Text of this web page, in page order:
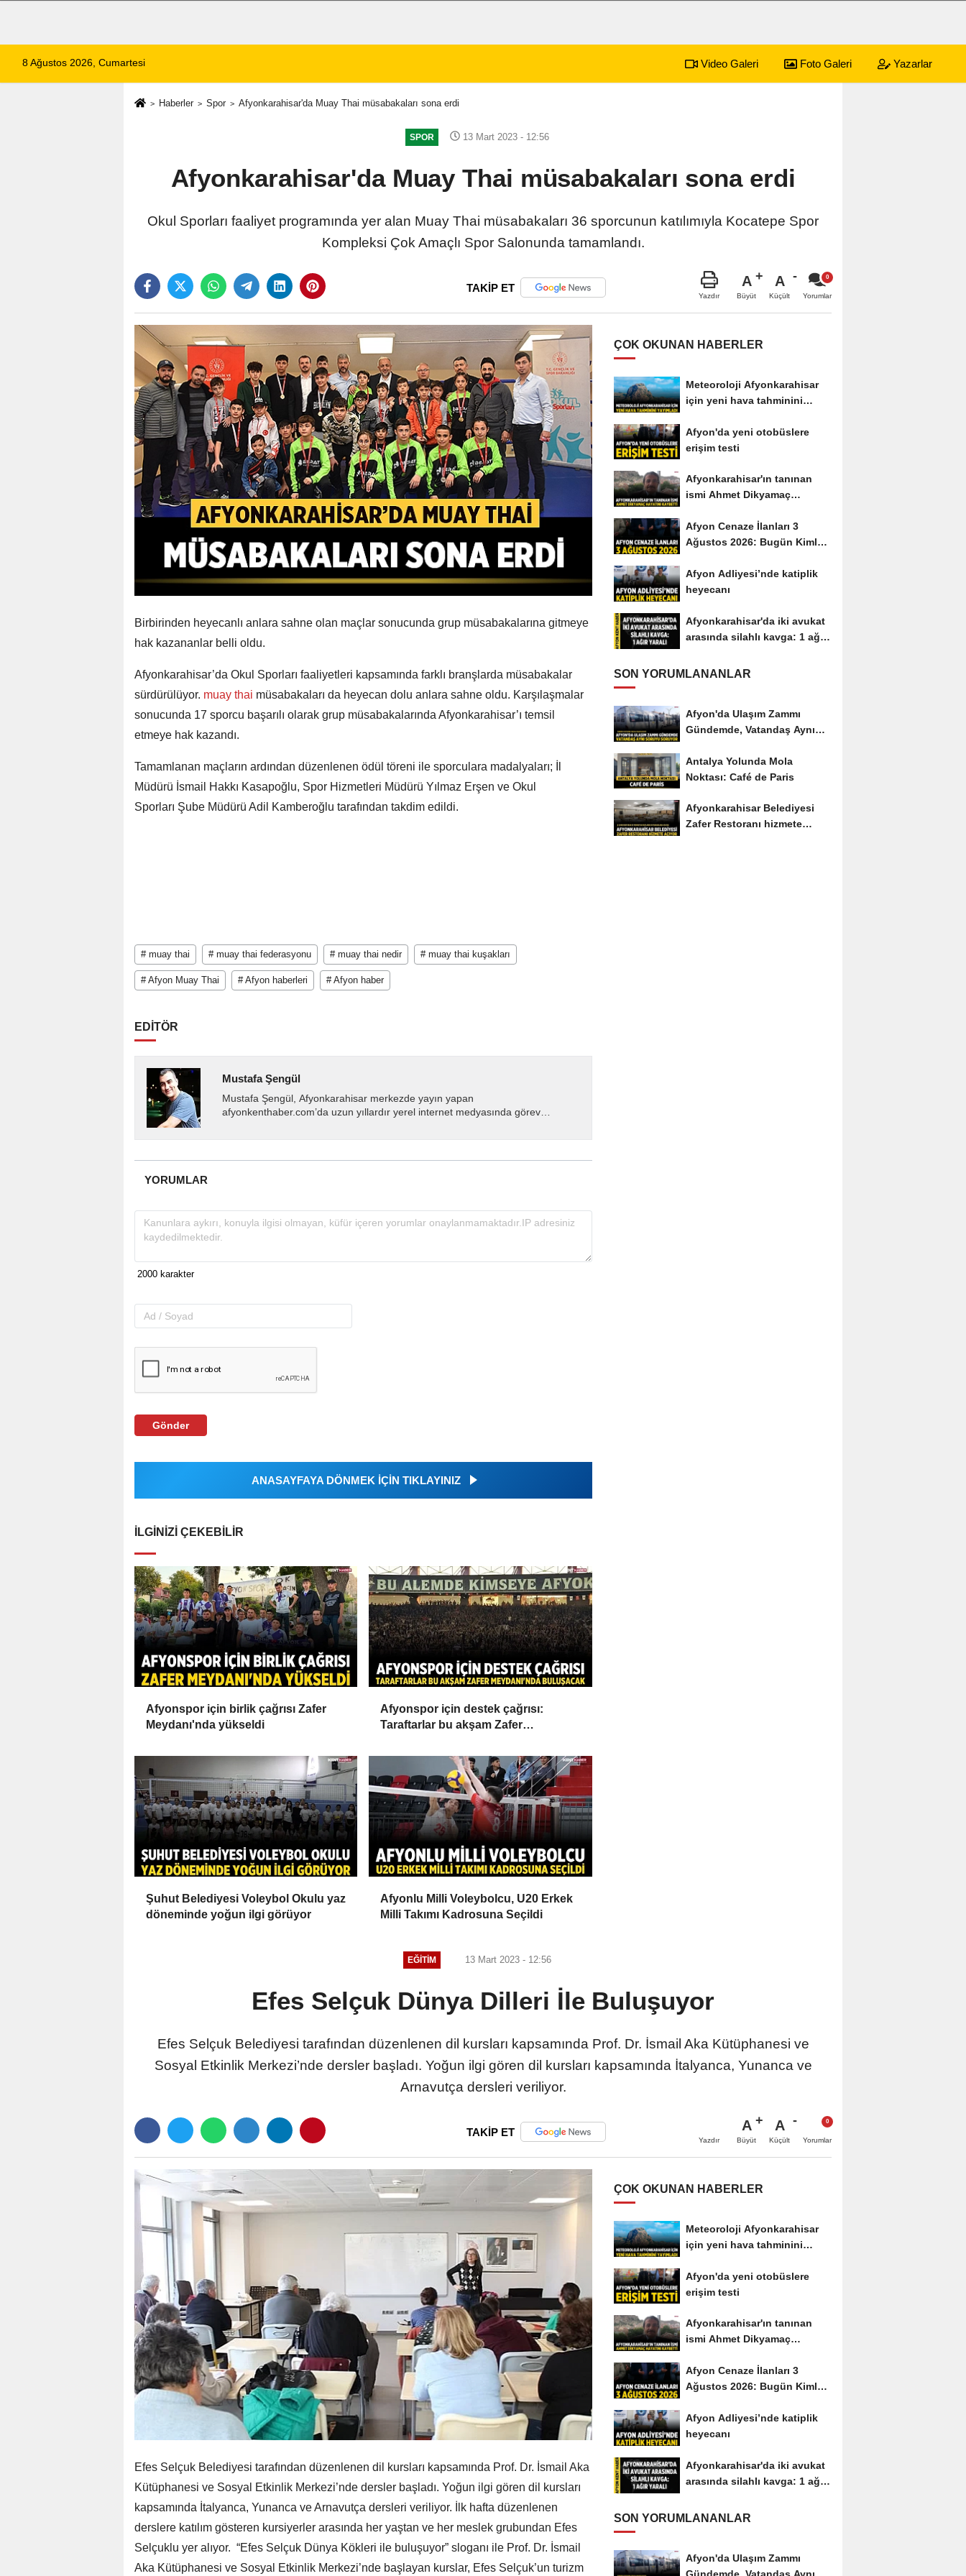
8 Ağustos 2026, Cumartesi Video Galeri Foto Galeri Yazarlar
Haberler Spor Afyonkarahisar'da Muay Thai müsabakaları sona erdi
SPOR 13 Mart 2023 - 12:56
Afyonkarahisar'da Muay Thai müsabakaları sona erdi
Okul Sporları faaliyet programında yer alan Muay Thai müsabakaları 36 sporcunun katılımıyla Kocatepe Spor
Kompleksi Çok Amaçlı Spor Salonunda tamamlandı.
TAKİP ET
Yazdır
A
Büyüt
A
Küçült Yorumlar
Birbirinden heyecanlı anlara sahne olan maçlar sonucunda grup müsabakalarına gitmeye
hak kazananlar belli oldu.
Afyonkarahisar’da Okul Sporları faaliyetleri kapsamında farklı branşlarda müsabakalar
sürdürülüyor. muay thai müsabakaları da heyecan dolu anlara sahne oldu. Karşılaşmalar
sonucunda 17 sporcu başarılı olarak grup müsabakalarında Afyonkarahisar’ı temsil
etmeye hak kazandı.
Tamamlanan maçların ardından düzenlenen ödül töreni ile sporculara madalyaları; İl
Müdürü İsmail Hakkı Kasapoğlu, Spor Hizmetleri Müdürü Yılmaz Erşen ve Okul
Sporları Şube Müdürü Adil Kamberoğlu tarafından takdim edildi.
# muay thai # muay thai federasyonu # muay thai nedir # muay thai kuşakları
# Afyon Muay Thai # Afyon haberleri # Afyon haber
EDİTÖR
Mustafa Şengül
Mustafa Şengül, Afyonkarahisar merkezde yayın yapan
afyonkenthaber.com’da uzun yıllardır yerel internet medyasında görev
YORUMLAR
Gönder
ANASAYFAYA DÖNMEK İÇİN TIKLAYINIZ
İLGINIZI ÇEKEBILIR
Afyonspor için birlik çağrısı Zafer
Meydanı'nda yükseldi
Afyonspor için destek çağrısı:
Taraftarlar bu akşam Zafer
Şuhut Belediyesi Voleybol Okulu yaz
döneminde yoğun ilgi görüyor
Afyonlu Milli Voleybolcu, U20 Erkek
Milli Takımı Kadrosuna Seçildi
ÇOK OKUNAN HABERLER
Meteoroloji Afyonkarahisar
için yeni hava tahminini
Afyon'da yeni otobüslere
erişim testi
Afyonkarahisar'ın tanınan
ismi Ahmet Dikyamaç
Afyon Cenaze İlanları 3
Ağustos 2026: Bugün Kimler
Afyon Adliyesi’nde katiplik
heyecanı
Afyonkarahisar'da iki avukat
arasında silahlı kavga: 1 ağır
SON YORUMLANANLAR
Afyon'da Ulaşım Zammı
Gündemde, Vatandaş Aynı
Antalya Yolunda Mola
Noktası: Café de Paris
Afyonkarahisar Belediyesi
Zafer Restoranı hizmete
EĞITIM 13 Mart 2023 - 12:56
Efes Selçuk Dünya Dilleri İle Buluşuyor
Efes Selçuk Belediyesi tarafından düzenlenen dil kursları kapsamında Prof. Dr. İsmail Aka Kütüphanesi ve
Sosyal Etkinlik Merkezi’nde dersler başladı. Yoğun ilgi gören dil kursları kapsamında İtalyanca, Yunanca ve
Arnavutça dersleri veriliyor.
TAKİP ET
Yazdır
A
Büyüt
A
Küçült Yorumlar
Efes Selçuk Belediyesi tarafından düzenlenen dil kursları kapsamında Prof. Dr. İsmail Aka
Kütüphanesi ve Sosyal Etkinlik Merkezi’nde dersler başladı. Yoğun ilgi gören dil kursları
kapsamında İtalyanca, Yunanca ve Arnavutça dersleri veriliyor. İlk hafta düzenlenen
derslere katılım gösteren kursiyerler arasında her yaştan ve her meslek grubundan Efes
Selçuklu yer alıyor. “Efes Selçuk Dünya Kökleri ile buluşuyor” sloganı ile Prof. Dr. İsmail
Aka Kütüphanesi ve Sosyal Etkinlik Merkezi’nde başlayan kurslar, Efes Selçuk’un turizm
ÇOK OKUNAN HABERLER
Meteoroloji Afyonkarahisar
için yeni hava tahminini
Afyon'da yeni otobüslere
erişim testi
Afyonkarahisar'ın tanınan
ismi Ahmet Dikyamaç
Afyon Cenaze İlanları 3
Ağustos 2026: Bugün Kimler
Afyon Adliyesi’nde katiplik
heyecanı
Afyonkarahisar'da iki avukat
arasında silahlı kavga: 1 ağır
SON YORUMLANANLAR
Afyon'da Ulaşım Zammı
Gündemde, Vatandaş Aynı